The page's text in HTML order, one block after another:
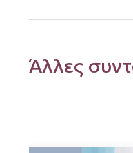
Άλλες